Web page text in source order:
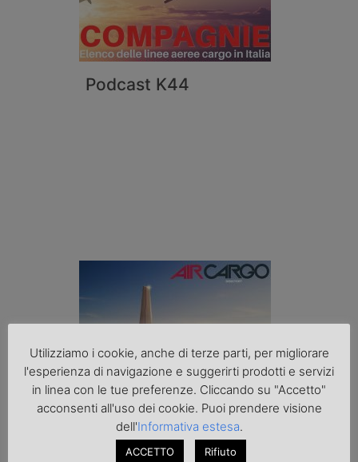
Podcast K44
Utilizziamo i cookie, anche di terze parti, per migliorare
l'esperienza di navigazione e suggerirti prodotti e servizi
in linea con le tue preferenze. Cliccando su "Accetto"
acconsenti all'uso dei cookie. Puoi prendere visione
dell'Informativa estesa.
ACCETTO Rifiuto